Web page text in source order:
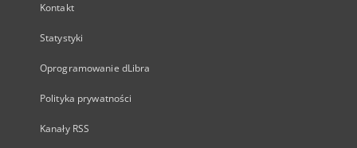
Kontakt
Statystyki
Oprogramowanie dLibra
Polityka prywatności
Kanały RSS